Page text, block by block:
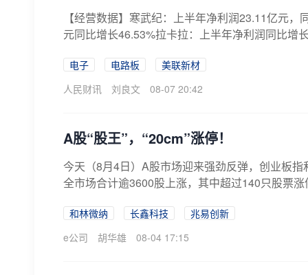
【经营数据】寒武纪：上半年净利润23.11亿元
元同比增长46.53%拉卡拉：上半年净利润同比增
电子 电路板
美联新材
人民财讯
刘良文 08-07 20:42
A股“股王”，“20cm”涨停！
今天（8月4日）A股市场迎来强劲反弹，创业板
全市场合计逾3600股上涨，其中超过140只股票
和林微纳 长鑫科技
兆易创新
e公司
胡华雄 08-04 17:15